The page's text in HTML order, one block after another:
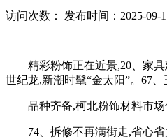
访问次数： 发布时间：2025-09-
精彩粉饰正在近景,20、家具
世纪龙,新潮时髦“金太阳”。67
品种齐备,柯北粉饰材料市场
74、拆修不再满街走,省心省